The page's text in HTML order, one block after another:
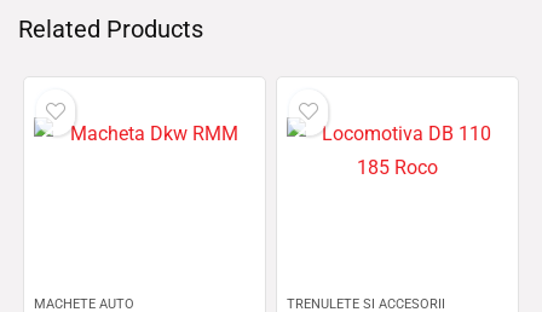
Related Products
MACHETE AUTO TRENULETE SI ACCESORII